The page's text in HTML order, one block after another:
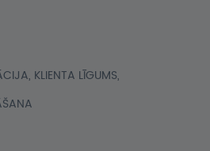
KLIENTA LĪGUMS,